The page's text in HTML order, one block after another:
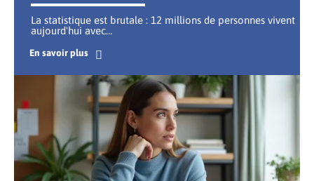
La statistique est brutale : 12 millions de personnes vivent
aujourd'hui avec…
En savoir plus